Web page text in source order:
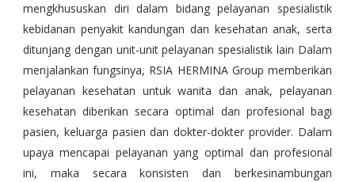
mengkhususkan diri dalam bidang pelayanan spesialistik
kebidanan penyakit kandungan dan kesehatan anak, serta
ditunjang dengan unit-unit pelayanan spesialistik lain Dalam
menjalankan fungsinya, RSIA HERMINA Group memberikan
pelayanan kesehatan untuk wanita dan anak, pelayanan
kesehatan diberikan secara optimal dan profesional bagi
pasien, keluarga pasien dan dokter-dokter provider. Dalam
upaya mencapai pelayanan yang optimal dan profesional
ini, maka secara konsisten dan berkesinambungan